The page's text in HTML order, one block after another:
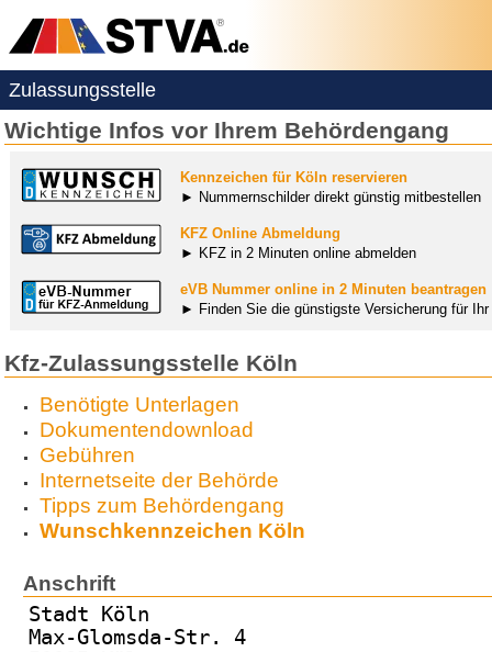
Zulassungsstelle
Wichtige Infos vor Ihrem Behördengang
Kennzeichen für Köln reservieren
► Nummernschilder direkt günstig mitbestellen
KFZ Online Abmeldung
► KFZ in 2 Minuten online abmelden
eVB Nummer online in 2 Minuten beantragen
► Finden Sie die günstigste Versicherung für
Kfz-Zulassungsstelle Köln
Benötigte Unterlagen
Dokumentendownload
Gebühren
Internetseite der Behörde
Tipps zum Behördengang
Wunschkennzeichen Köln
Anschrift
Stadt Köln
Max-Glomsda-Str. 4